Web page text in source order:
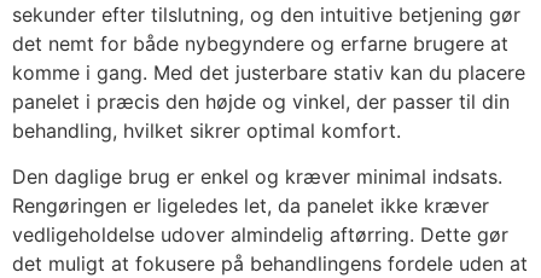
sekunder efter tilslutning, og den intuitive betjening gør
det nemt for både nybegyndere og erfarne brugere at
komme i gang. Med det justerbare stativ kan du placere
panelet i præcis den højde og vinkel, der passer til din
behandling, hvilket sikrer optimal komfort.
Den daglige brug er enkel og kræver minimal indsats.
Rengøringen er ligeledes let, da panelet ikke kræver
vedligeholdelse udover almindelig aftørring. Dette gør
det muligt at fokusere på behandlingens fordele uden at